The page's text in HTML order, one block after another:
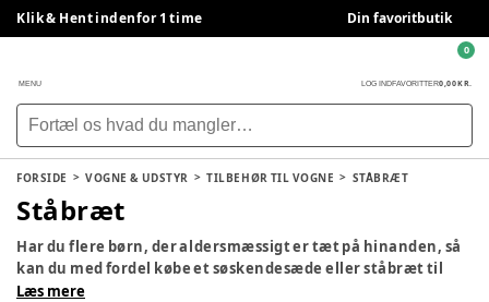
Klik & Hent indenfor 1 time Din favoritbutik
MENU LOG INDFAVORITTER0,00 KR.
0
FORSIDE VOGNE & UDSTYR TILBEHØR TIL VOGNE STÅBRÆT
Ståbræt
Har du flere børn, der aldersmæssigt er tæt på hinanden, så
kan du med fordel købe et søskendesæde eller ståbræt til
barnevognen. Med et ståbræt kan du trille en tur med din
Læs mere